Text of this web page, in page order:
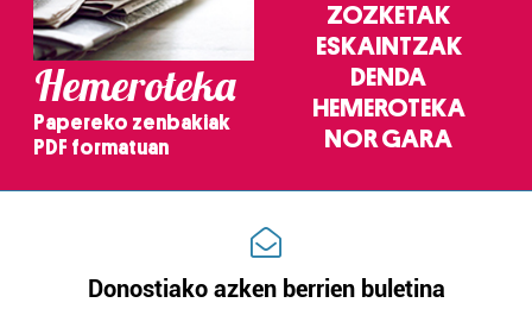
Hemeroteka
Papereko zenbakiak
PDF formatuan
ZOZKETAK
ESKAINTZAK
DENDA
HEMEROTEKA
NOR GARA
Donostiako azken berrien buletina